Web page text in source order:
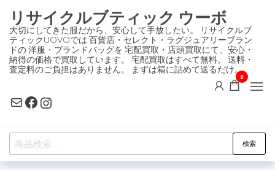
ン
テ
ン
ツ
プ
リサイクルブティック ウーボ
大切にしてきた服だから、安心して手放したい。 リサイクルブ
ティックUOVOでは 百貨店・セレクト・ラグジュアリーブラン
ドの 洋服・ブランドバッグを 宅配買取・店頭買取にて、安心・
納得の価格で買取しています。 宅配買取はすべて無料。 送料・
査定料のご負担はありません。 まずは箱に詰めて送るだけ。
MailFacebook
Instagram
0
検
索
検索